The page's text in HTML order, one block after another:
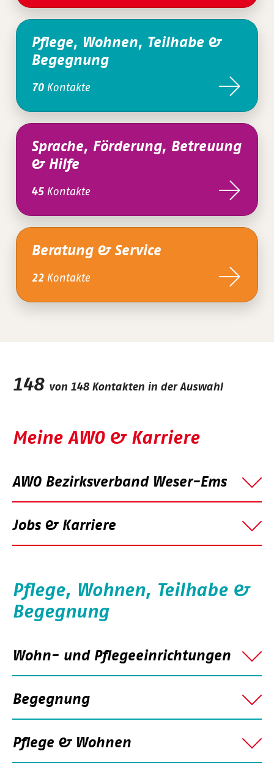
Pflege, Wohnen, Teilhabe &
Begegnung
70 Kontakte
Sprache, Förderung, Betreuung
& Hilfe
45 Kontakte
Beratung & Service
22 Kontakte
148 von 148Kontakten in der Auswahl
Meine AWO & Karriere
AWO Bezirksverband Weser-Ems
Jobs & Karriere
Pflege, Wohnen, Teilhabe &
Begegnung
Wohn- und Pflegeeinrichtungen
Begegnung
Pflege & Wohnen